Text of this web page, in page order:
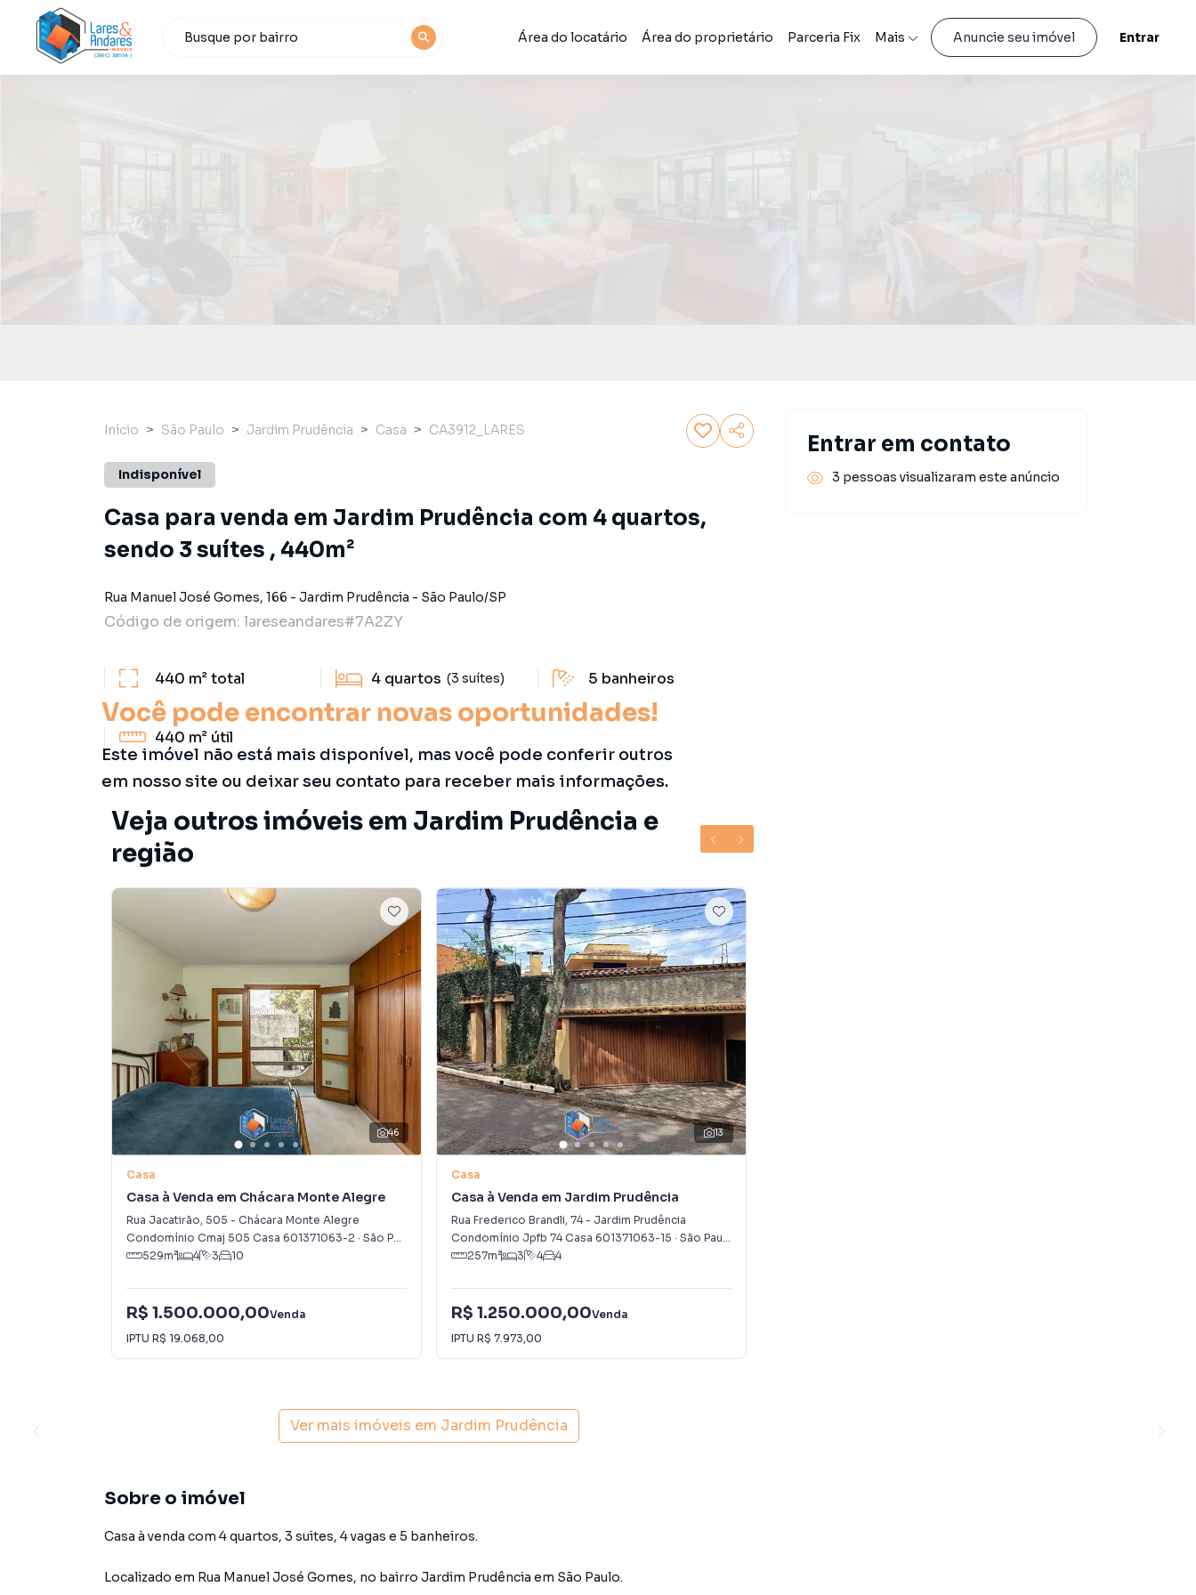
Área do locatário Área do proprietário Parceria Fix Mais Anuncie seu imóvel Entrar
Você pode encontrar novas oportunidades!
Este imóvel não está mais disponível, mas você pode conferir outros
em nosso site ou deixar seu contato para receber mais informações.
Início São Paulo Jardim Prudência Casa CA3912_LARES
Indisponível
Casa para venda em Jardim Prudência com 4 quartos,
sendo 3 suítes , 440m²
Rua Manuel José Gomes, 166 - Jardim Prudência - São Paulo/SP
Código de origem: lareseandares#7A2ZY
440 m²total 4 quartos (3 suítes) 5 banheiros
440 m² útil
Veja outros imóveis em Jardim Prudência e
região
46
Casa
Casa à Venda em Chácara Monte Alegre
Rua Jacatirão, 505 - Chácara Monte Alegre
Condomínio Cmaj 505 Casa 601371063-2 · São Paulo
529m² 4 3 10
R$ 1.500.000,00Venda
IPTU R$ 19.068,00
13
Casa
Casa à Venda em Jardim Prudência
Rua Frederico Brandli, 74- Jardim Prudência
Condomínio Jpfb 74 Casa 601371063-15 · São Paulo
257m² 3 4 4
R$ 1.250.000,00Venda
IPTU R$ 7.973,00
Ver mais imóveis em Jardim Prudência
Sobre o imóvel
Casa à venda com 4 quartos, 3 suites, 4 vagas e 5 banheiros.
Localizado em Rua Manuel José Gomes, no bairro Jardim Prudência em São Paulo.
Entrar em contato
3 pessoas visualizaram este anúncio